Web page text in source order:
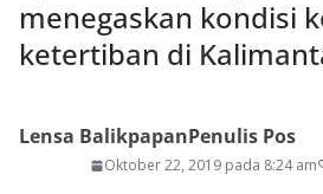
menegaskan kondisi
ketertiban di
Lensa BalikpapanPenulis Pos
Oktober 22, 2019 pada 8:24 am